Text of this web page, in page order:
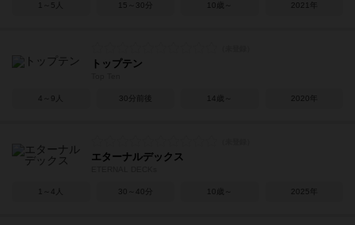
1～5人 15～30分 10歳～ 2021年
トップテン
4～9人 30分前後 14歳～ 2020年
エターナルデックス
1～4人 30～40分 10歳～ 2025年